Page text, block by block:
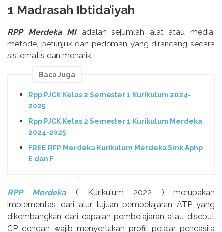
1 Madrasah Ibtida’iyah
RPP Merdeka MI adalah sejumlah alat atau media,
metode, petunjuk dan pedoman yang dirancang secara
sistematis dan menarik.
Baca Juga
Rpp PJOK Kelas 2 Semester 1 Kurikulum 2024-
2025
Rpp PJOK Kelas 2 Semester 1 Kurikulum Merdeka
2024-2025
FREE RPP Merdeka Kurikulum Merdeka Smk Aphp
E dan F
RPP Merdeka( Kurikulum 2022 ) merupakan
implementasi dari alur tujuan pembelajaran ATP yang
dikembangkan dari capaian pembelajaran atau disebut
CP dengan wajib menyertakan profil pelajar pencasila